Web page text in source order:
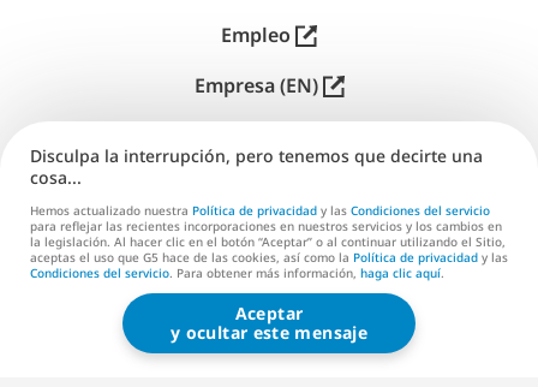
Empleo
Empresa (EN)
Contáctanos (EN)
G5 ENTERTAINMENT ®
© 2026 G5 Entertainment AB
Disculpa la interrupción, pero tenemos que decirte una
cosa...
Hemos actualizado nuestra Política de privacidad y las Condiciones del servicio
para reflejar las recientes incorporaciones en nuestros servicios y los cambios en
la legislación. Al hacer clic en el botón “Aceptar” o al continuar utilizando el Sitio,
aceptas el uso que G5 hace de las cookies, así como la Política de privacidad y las
Condiciones del servicio. Para obtener más información, haga clic aquí.
Aceptar
y ocultar este mensaje